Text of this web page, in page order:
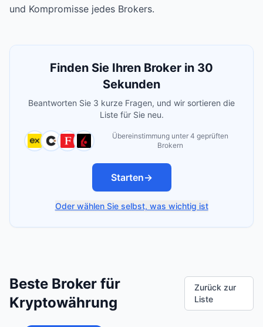
und Kompromisse jedes Brokers.
Finden Sie Ihren Broker in 30
Sekunden
Beantworten Sie 3 kurze Fragen, und wir sortieren die
Liste für Sie neu.
Übereinstimmung unter 4 geprüften
Brokern
Starten→
Oder wählen Sie selbst, was wichtig ist
Beste Broker für
Kryptowährung
Zurück zur
Liste